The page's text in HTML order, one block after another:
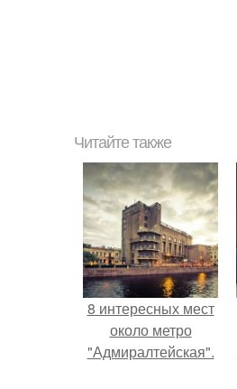
Читайте также
8 интересных мест
около метро
"Адмиралтейская".